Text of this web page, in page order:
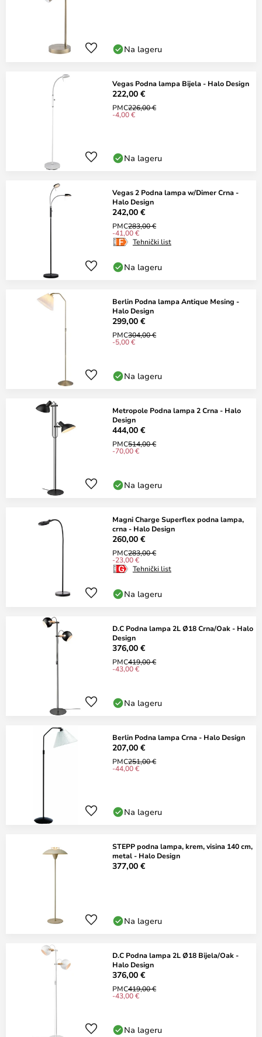
Na lageru
Vegas Podna lampa Bijela - Halo Design
222,00 €
PMC226,00 €
-4,00 €
Na lageru
Vegas 2 Podna lampa w/Dimer Crna -
Halo Design
242,00 €
PMC283,00 €
-41,00 €
Tehnički list
Na lageru
Berlin Podna lampa Antique Mesing -
Halo Design
299,00 €
PMC304,00 €
-5,00 €
Na lageru
Metropole Podna lampa 2 Crna - Halo
Design
444,00 €
PMC514,00 €
-70,00 €
Na lageru
Magni Charge Superflex podna lampa,
crna - Halo Design
260,00 €
PMC283,00 €
-23,00 €
Tehnički list
Na lageru
D.C Podna lampa 2L Ø18 Crna/Oak - Halo
Design
376,00 €
PMC419,00 €
-43,00 €
Na lageru
Berlin Podna lampa Crna - Halo Design
207,00 €
PMC251,00 €
-44,00 €
Na lageru
STEPP podna lampa, krem, visina 140 cm,
metal - Halo Design
377,00 €
Na lageru
D.C Podna lampa 2L Ø18 Bijela/Oak -
Halo Design
376,00 €
PMC419,00 €
-43,00 €
Na lageru